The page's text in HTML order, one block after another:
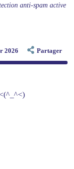
anti-spam active
2026 Partager
<(^_^<)